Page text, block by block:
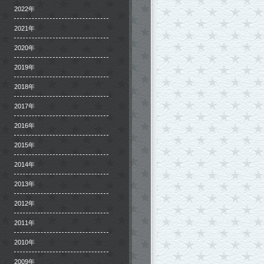
2022年
2021年
2020年
2019年
2018年
2017年
2016年
2015年
2014年
2013年
2012年
2011年
2010年
2009年